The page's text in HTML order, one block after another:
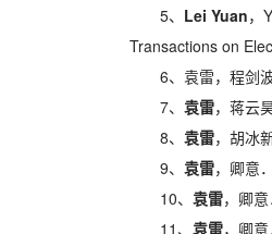
5、 Lei Yuan，
Transactions on
6、袁雷，程剑
7、 袁雷，蒋云
8、 袁雷，胡冰
9、 袁雷，卿意
10、 袁雷，卿
11、 袁雷，卿